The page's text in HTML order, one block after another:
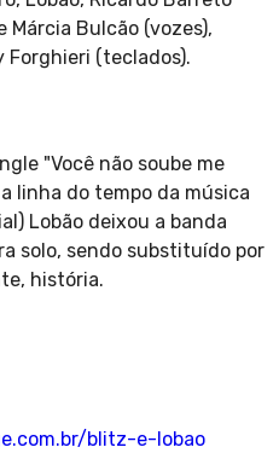
Márcia Bulcão (vozes),
Forghieri (teclados).
"Você não soube me
linha do tempo da música
Lobão deixou a banda
solo, sendo substituído por
história.
blitz-e-lobao